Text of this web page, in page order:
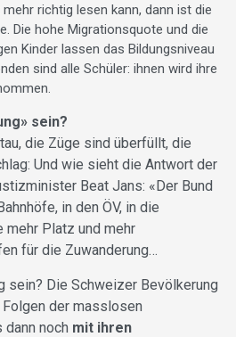
richtig lesen kann, dann ist die
Die hohe Migrationsquote und die
Kinder lassen das Bildungsniveau
sind alle Schüler: ihnen wird ihre
sein?
die Züge sind überfüllt, die
Und wie sieht die Antwort der
Beat Jans: «Der Bund
in den ÖV, in die
mehr Platz und mehr
für die Zuwanderung…
sein? Die Schweizer Bevölkerung
der masslosen
dann noch mit ihren